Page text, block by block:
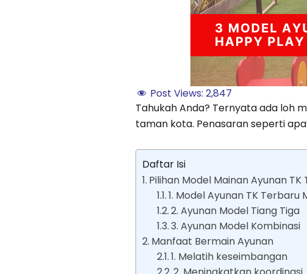
Post Views: 2,847
Tahukah Anda? Ternyata ada loh
taman kota. Penasaran seperti
Daftar Isi
Pilihan Model Mainan Ayunan TK
1. Model Ayunan TK
2. Ayunan Model Tiang Tiga
3. Ayunan Model Kombinasi
Manfaat Bermain Ayunan
1. Melatih keseimbangan